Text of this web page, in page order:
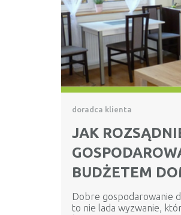
doradca klienta
JAK
BUDŻETEM
Dobre gospodarowanie
to nie lada wyzwanie,